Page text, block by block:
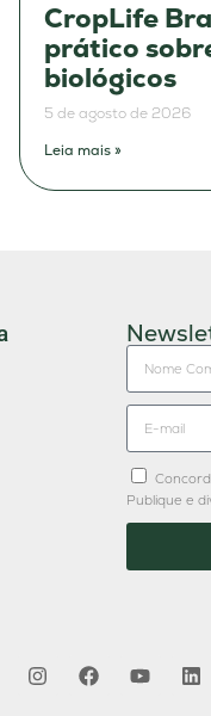
CropLife
prático
biológicos
5 de agosto de 2026
Leia mais »
Publique e